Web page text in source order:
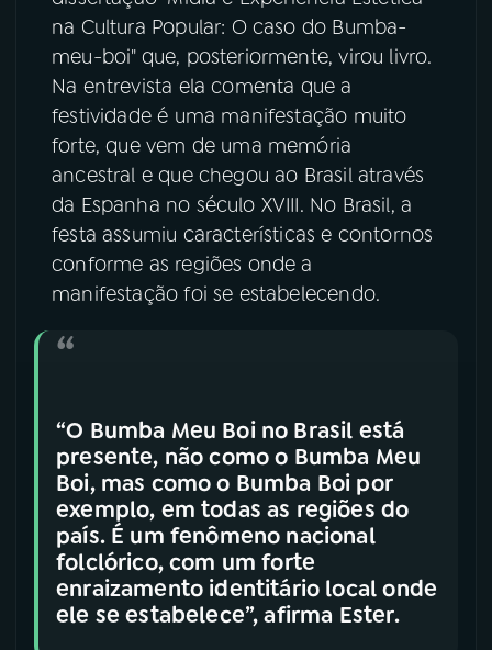
na Cultura Popular: O caso do Bumba-
meu-boi" que, posteriormente, virou livro.
Na entrevista ela comenta que a
festividade é uma manifestação muito
forte, que vem de uma memória
ancestral e que chegou ao Brasil através
da Espanha no século XVIII. No Brasil, a
festa assumiu características e contornos
conforme as regiões onde a
manifestação foi se estabelecendo.
“O Bumba Meu Boi no Brasil está
presente, não como o Bumba Meu
Boi, mas como o Bumba Boi por
exemplo, em todas as regiões do
país. É um fenômeno nacional
folclórico, com um forte
enraizamento identitário local onde
ele se estabelece”, afirma Ester.